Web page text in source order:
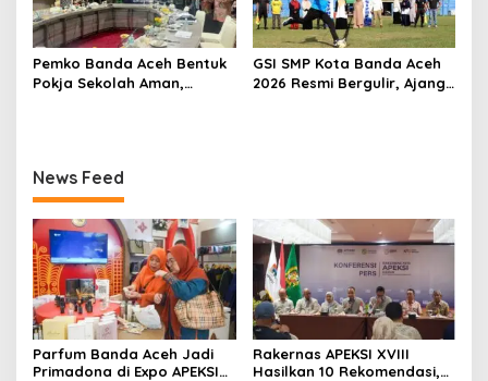
Pemko Banda Aceh Bentuk
Pokja Sekolah Aman,
GSI SMP Kota Banda Aceh
2026 Resmi Bergulir, Ajang
News Feed
Parfum Banda Aceh Jadi
Primadona di Expo APEKSI
Rakernas APEKSI XVIII
Hasilkan 10 Rekomendasi,